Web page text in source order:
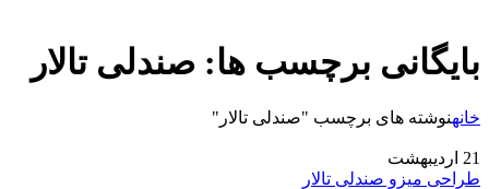
بایگانی برچسب ها: صندلی تالار
خانهنوشته های برچسب "صندلی تالار"
21 اردیبهشت
طراحی میزو صندلی تالار